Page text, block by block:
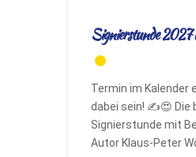
Signierstunde
Termin im Kalender
dabei sein! ✍️😍 Die
Signierstunde mit
Autor Klaus-Peter